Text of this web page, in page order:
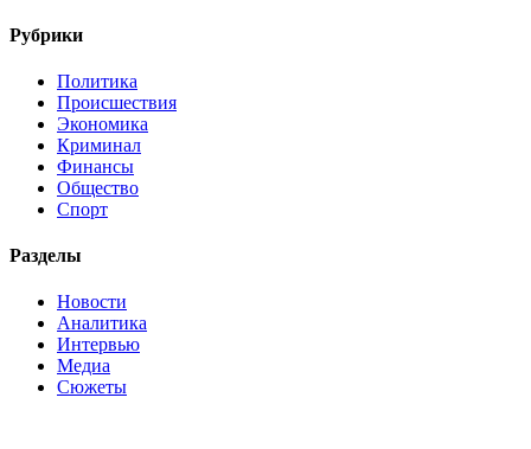
Рубрики
Политика
Происшествия
Экономика
Криминал
Финансы
Общество
Спорт
Разделы
Новости
Аналитика
Интервью
Медиа
Сюжеты